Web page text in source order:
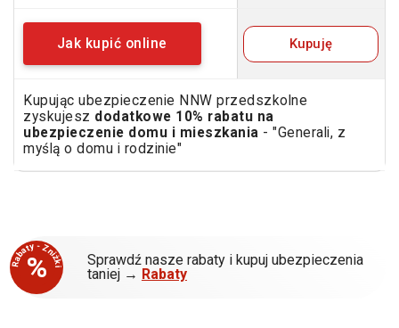
Jak kupić online Kupuję
Kupując ubezpieczenie NNW przedszkolne
zyskujesz dodatkowe 10% rabatu na
ubezpieczenie domu i mieszkania - "Generali, z
myślą o domu i rodzinie"
%
Rabaty - Zniżki
Sprawdź nasze rabaty i kupuj ubezpieczenia
taniej → Rabaty